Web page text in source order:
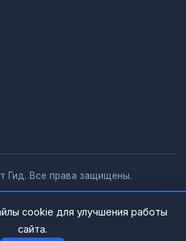
Гид. Все права защищены.
cookie для улучшения работы
сайта.